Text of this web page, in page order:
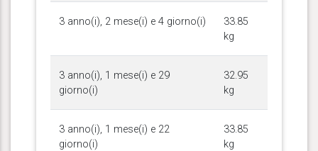
3 anno(i), 2 mese(i) e 4 giorno(i)
33.85
kg
3 anno(i), 1 mese(i) e 29
giorno(i)
32.95
kg
3 anno(i), 1 mese(i) e 22
giorno(i)
33.85
kg